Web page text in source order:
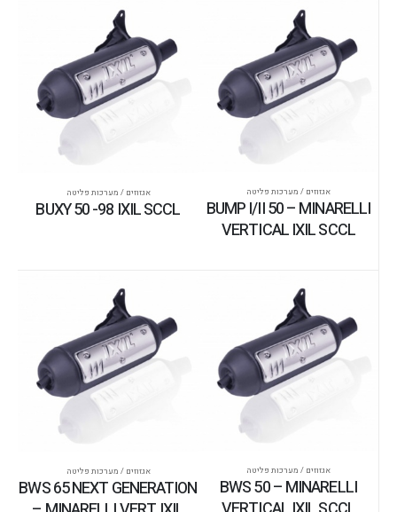
אגזוזים / מערכות פליטה
BUMP I/II 50 – MINARELLI
VERTICAL IXIL SCCL
אגזוזים / מערכות פליטה
BUXY 50 -98 IXIL SCCL
אגזוזים / מערכות פליטה
BWS 50 – MINARELLI
אגזוזים / מערכות פליטה
BWS 65 NEXT GENERATION